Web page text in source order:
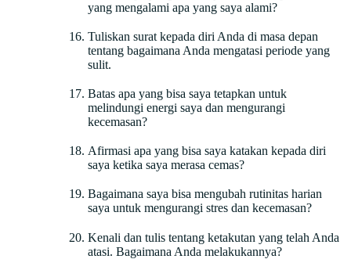
yang mengalami apa yang saya alami?
Tuliskan surat kepada diri Anda di masa depan
tentang bagaimana Anda mengatasi periode yang
sulit.
Batas apa yang bisa saya tetapkan untuk
melindungi energi saya dan mengurangi
kecemasan?
Afirmasi apa yang bisa saya katakan kepada diri
saya ketika saya merasa cemas?
Bagaimana saya bisa mengubah rutinitas harian
saya untuk mengurangi stres dan kecemasan?
Kenali dan tulis tentang ketakutan yang telah Anda
atasi. Bagaimana Anda melakukannya?